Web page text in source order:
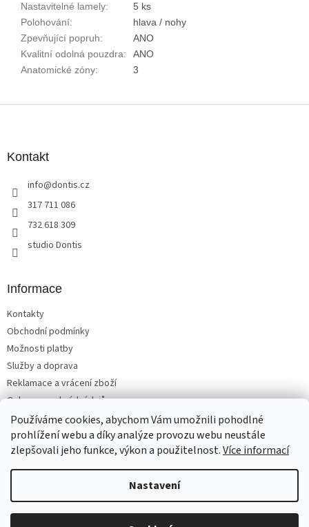
Používáme cookies, abychom Vám umožnili pohodlné
prohlížení webu a díky analýze provozu webu neustále
zlepšovali jeho funkce, výkon a použitelnost.Více informací
Nastavení
Nastavitelné lamely:
5 ks
Polohování:
hlava / nohy
Zpevňující popruh:
ANO
Kvalitní odolná pouzdra:
ANO
Anatomické zóny: 3
Kontakt
info@dontis.cz
317 711 086
732 618 309
studio Dontis
Informace
Kontakty
Obchodní podmínky
Možnosti platby
Služby a doprava
Reklamace a vrácení zboží
Ochrana osobních údajů
Copyright 2026Matrace, postele, nábytek Benešov. Všechna